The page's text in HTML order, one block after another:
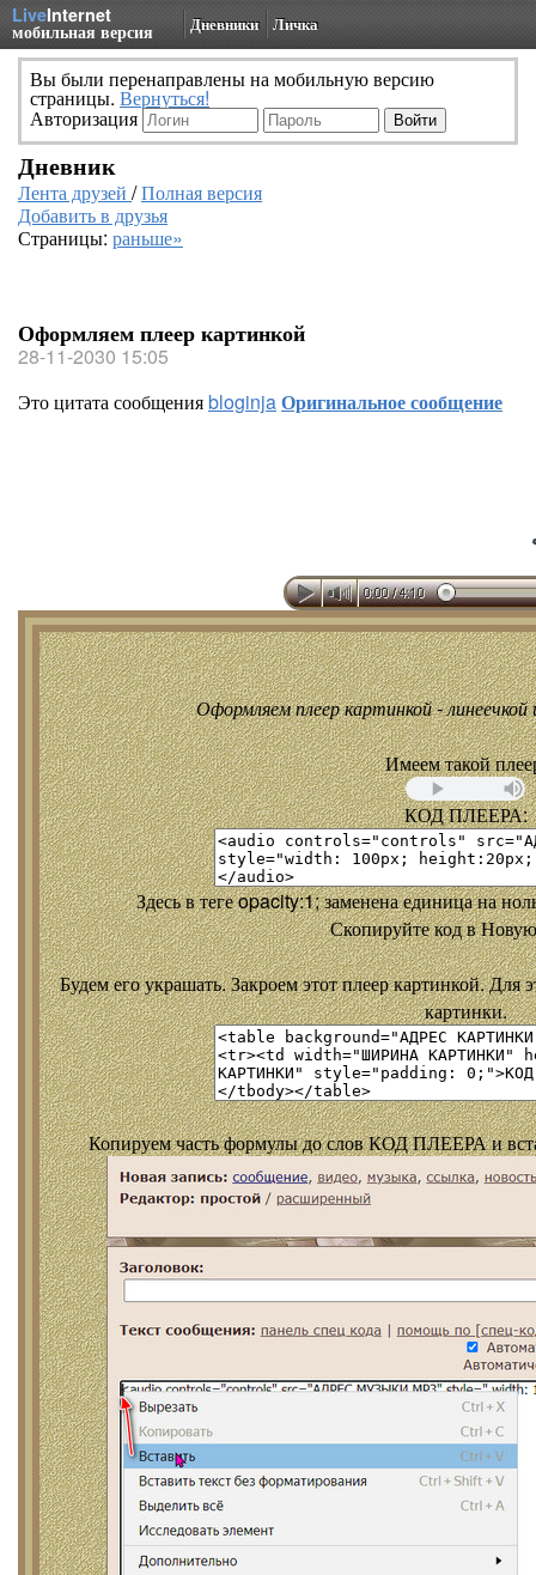
LiveInternet
мобильная версия Дневники Личка
Вы были перенаправлены на мобильную версию
страницы. Вернуться!
Авторизация
Дневник
Лента друзей /Полная версия
Добавить в друзья
Страницы: раньше»
Оформляем плеер картинкой
28-11-2030 15:05
Это цитата сообщенияbloginjaОригинальное сообщение
Оформляем плеер картинкой - линеечкой
Имеем такой
КОД ПЛЕЕРА:
Здесь в теге opacity:1; заменена единица на
Скопируйте код в
Будем его украшать. Закроем этот плеер картинкой. Для
картинки.
Копируем часть формулы до слов КОД ПЛЕЕРА и